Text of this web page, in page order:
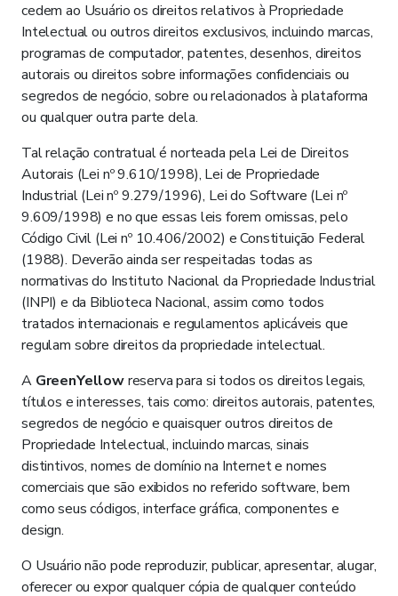
cedem ao Usuário os direitos relativos à Propriedade
Intelectual ou outros direitos exclusivos, incluindo marcas,
programas de computador, patentes, desenhos, direitos
autorais ou direitos sobre informações confidenciais ou
segredos de negócio, sobre ou relacionados à plataforma
ou qualquer outra parte dela.
Tal relação contratual é norteada pela Lei de Direitos
Autorais (Lei nº 9.610/1998), Lei de Propriedade
Industrial (Lei nº 9.279/1996), Lei do Software (Lei nº
9.609/1998) e no que essas leis forem omissas, pelo
Código Civil (Lei nº 10.406/2002) e Constituição Federal
(1988). Deverão ainda ser respeitadas todas as
normativas do Instituto Nacional da Propriedade Industrial
(INPI) e da Biblioteca Nacional, assim como todos
tratados internacionais e regulamentos aplicáveis que
regulam sobre direitos da propriedade intelectual.
A GreenYellowreserva para si todos os direitos legais,
títulos e interesses, tais como: direitos autorais, patentes,
segredos de negócio e quaisquer outros direitos de
Propriedade Intelectual, incluindo marcas, sinais
distintivos, nomes de domínio na Internet e nomes
comerciais que são exibidos no referido software, bem
como seus códigos, interface gráfica, componentes e
design.
O Usuário não pode reproduzir, publicar, apresentar, alugar,
oferecer ou expor qualquer cópia de qualquer conteúdo